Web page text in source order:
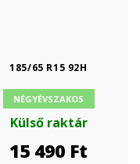
185/65 R15 92H
NÉGYÉVSZAKOS
Külső raktár
15 490 Ft